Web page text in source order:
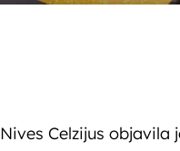
Nives Celzijus